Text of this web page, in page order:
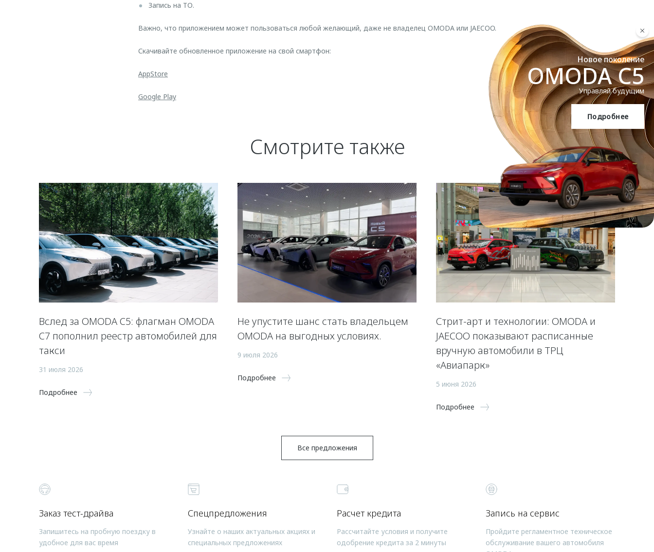
OMODA C5
Новое поколение
OMODA C5
Управляй будущим
Подробнее
Запись на ТО.
Важно, что приложением может пользоваться любой желающий, даже не владелец OMODA или JAECOO.
Скачивайте обновленное приложение на свой смартфон:
AppStore
Google Play
Смотрите также
Вслед за OMODA C5: флагман OMODA
C7 пополнил реестр автомобилей для
такси
31 июля 2026
Подробнее
Не упустите шанс стать владельцем
OMODA на выгодных условиях.
9 июля 2026
Подробнее
Стрит-арт и технологии: OMODA и
JAECOO показывают расписанные
вручную автомобили в ТРЦ
«Авиапарк»
5 июня 2026
Подробнее
Все предложения
Заказ тест-драйва
Запишитесь на пробную поездку в
удобное для вас время
Спецпредложения
Узнайте о наших актуальных акциях и
специальных предложениях
Расчет кредита
Рассчитайте условия и получите
одобрение кредита за 2 минуты
Запись на сервис
Пройдите регламентное техническое
обслуживание вашего автомобиля